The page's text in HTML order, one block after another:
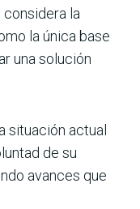
considera la
la única base
una solución
situación actual
de su
avances que